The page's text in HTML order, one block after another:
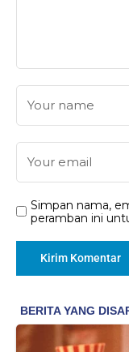
Simpan nama,
peramban ini